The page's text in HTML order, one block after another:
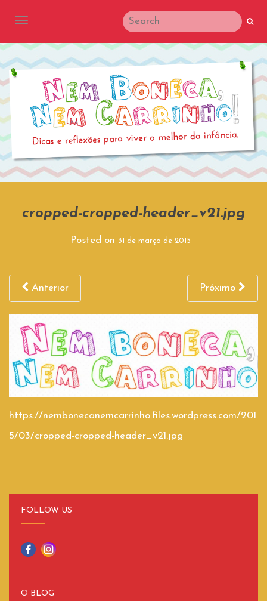
TOGGLE NAVIGATION
cropped-cropped-header_v21.jpg
Posted on 31 de março de 2015
Anterior Próximo
https://nembonecanemcarrinho.files.wordpress.com/201
5/03/cropped-cropped-header_v21.jpg
FOLLOW US
O BLOG